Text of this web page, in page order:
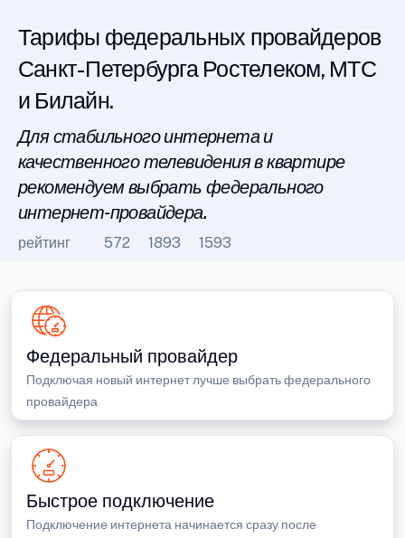
Тарифы федеральных провайдеров
Санкт-Петербурга Ростелеком, МТС
и Билайн.
Для стабильного интернета и
качественного телевидения в квартире
рекомендуем выбрать федерального
интернет-провайдера.
рейтинг 572 1893 1593
Федеральный провайдер
Подключая новый интернет лучше выбрать федерального
провайдера
Быстрое подключение
Подключение интернета начинается сразу после